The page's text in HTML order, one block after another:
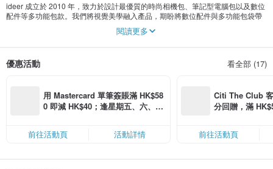
ideer 成立於 2010 年，致力於設計最優質的時尚相機包、筆記型電腦包以及數位
配件等多功能包款。我們將視覺美學融入產品，期盼將數位配件與多功能包袋帶
入全新境界，使其成為個人穿搭配件的一部分，為數位產品愛好者提供兼具實用
款設計都能傳遞我們傾注的熱情與心思。
程、品質檢驗到最終包裝，每一個階段都一絲不苟。ideer 的產品完美結合了功能
與時尚，提供專業的保護力，同時緊貼潮流趨勢，確保滿足每一位使用者的需
求。ideer 自推出以來廣受歡迎，目前更透過經銷網絡行銷至日本、澳門、泰國、
閱讀更多
優惠活動 看全部 (17)
用 Mastercard 單筆簽賬滿 HK$58
0 即減 HK$40；逢星期五、六、日
限，額滿即止，僅限「常用信用
卡」結帳）
前往活動頁 活動詳情
Citi The Club
分回贈，滿
前往活動頁